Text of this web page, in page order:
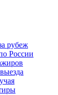
рубеж
России